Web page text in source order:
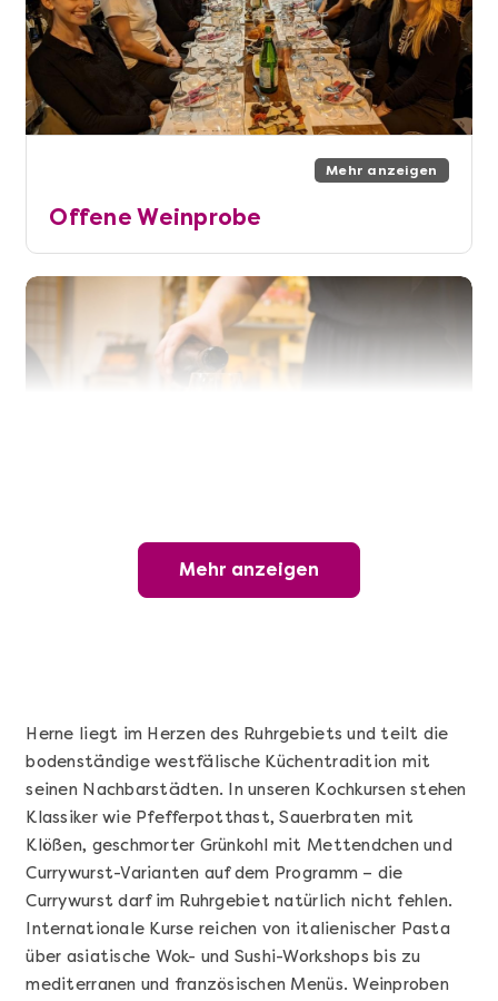
Mehr anzeigen
Offene Weinprobe
Wunderschöner Weinabend
Mehr anzeigen
Sushi Basic Kurs Bonn
Mehr anzeigen
Herne liegt im Herzen des Ruhrgebiets und teilt die
bodenständige westfälische Küchentradition mit
seinen Nachbarstädten. In unseren Kochkursen stehen
Klassiker wie Pfefferpotthast, Sauerbraten mit
Klößen, geschmorter Grünkohl mit Mettendchen und
Currywurst-Varianten auf dem Programm – die
Currywurst darf im Ruhrgebiet natürlich nicht fehlen.
Internationale Kurse reichen von italienischer Pasta
über asiatische Wok- und Sushi-Workshops bis zu
mediterranen und französischen Menüs. Weinproben